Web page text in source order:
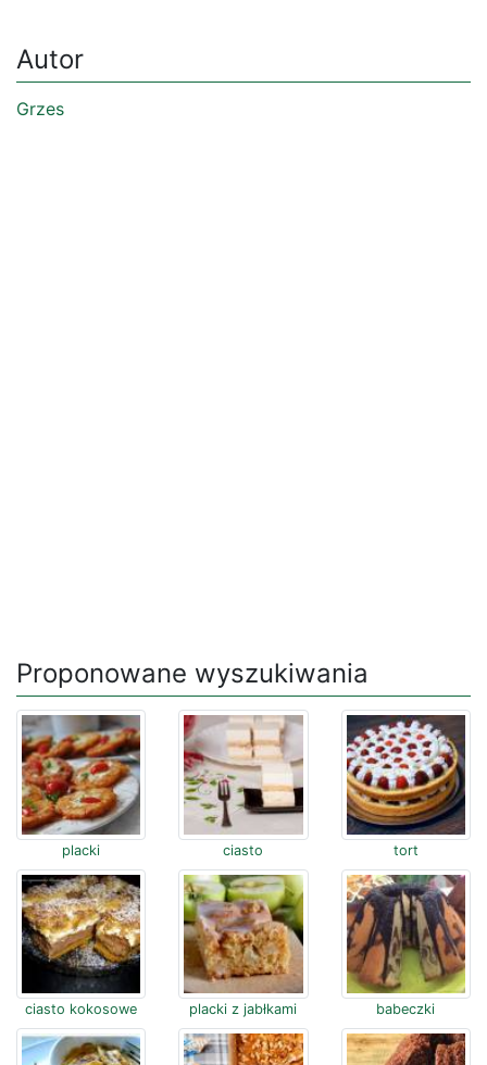
Autor
Grzes
Proponowane wyszukiwania
placki ciasto tort
ciasto kokosowe placki z jabłkami babeczki